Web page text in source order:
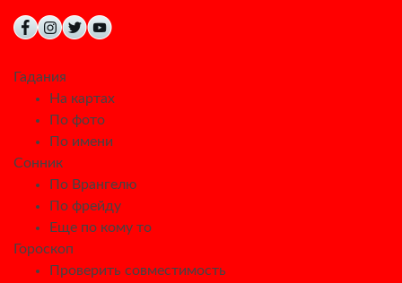
Гадания
На картах
По фото
По имени
Сонник
По Врангелю
По фрейду
Еще по кому то
Гороскоп
Проверить совместимость